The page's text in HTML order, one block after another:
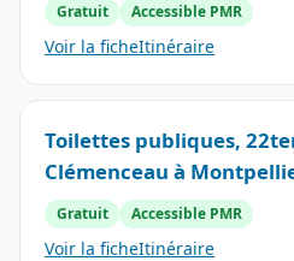
Gratuit Accessible PMR
Voir la ficheItinéraire
Toilettes publiques,
Clémenceau à
Gratuit Accessible PMR
Voir la ficheItinéraire